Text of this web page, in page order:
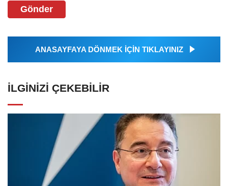
Gönder
ANASAYFAYA DÖNMEK İÇİN TIKLAYINIZ
İLGINIZI ÇEKEBILIR